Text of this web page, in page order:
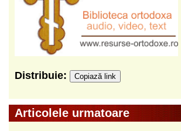
Distribuie: Copiază link
Articolele urmatoare